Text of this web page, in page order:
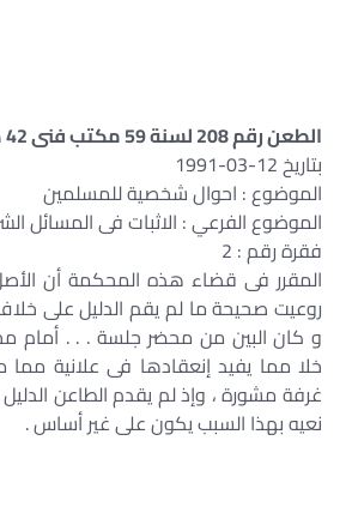
الطعن رقم 208 لسنة 59 مكتب فنى 42 صفحة رقم 707
بتاريخ 12-03-1991
الموضوع : احوال شخصية للمسلمين
الموضوع الفرعي : الاثبات فى المسائل
فقرة رقم : 2
المقرر فى قضاء هذه المحكمة أن
روعيت صحيحة ما لم يقم الدليل على
و كان البين من محضر جلسة . . . أمام
خلا مما يفيد إنعقادها فى علانية
غرفة مشورة ، وإذ لم يقدم الطاعن
نعيه بهذا السبب يكون على غير أساس .